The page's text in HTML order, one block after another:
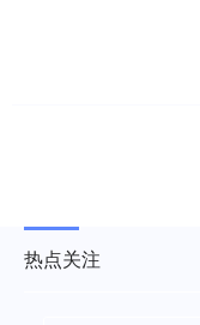
热点关注